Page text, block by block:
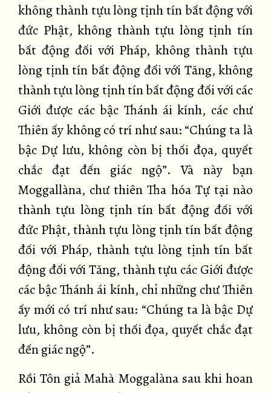
không thành tựu lòng tịnh tín bất động với
đức Phật, không thành tựu lòng tịnh tín
bất động đối với Pháp, không thành tựu
lòng tịnh tín bất động đối với Tăng, không
thành tựu lòng tịnh tín bất động đối với các
Giới được các bậc Thánh ái kính, các chư
Thiên ấy không có trí như sau: “Chúng ta là
bậc Dự lưu, không còn bị thối đọa, quyết
chắc đạt đến giác ngộ”. Và này bạn
Moggallàna, chư thiên Tha hóa Tự tại nào
thành tựu lòng tịnh tín bất động đối với
đức Phật, thành tựu lòng tịnh tín bất động
đối với Pháp, thành tựu lòng tịnh tín bất
động đối với Tăng, thành tựu các Giới được
các bậc Thánh ái kính, chỉ những chư Thiên
ấy mới có trí như sau: “Chúng ta là bậc Dự
lưu, không còn bị thối đọa, quyết chắc đạt
đến giác ngộ”.
Rồi Tôn giả Mahà Moggalàna sau khi hoan